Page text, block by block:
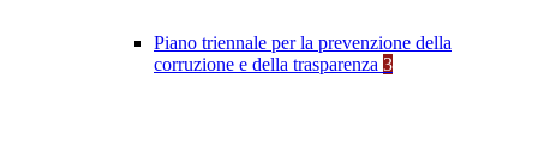
Piano triennale per la prevenzione della
corruzione e della trasparenza 3